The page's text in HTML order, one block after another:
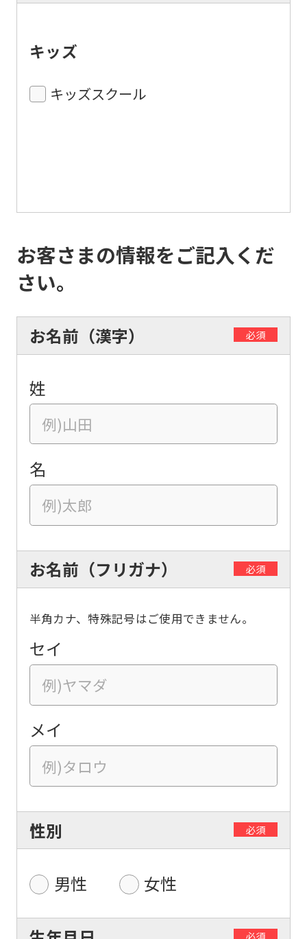
キッズ
キッズスクール
お客さまの情報をご記入くだ
さい。
お名前（漢字） 必須
姓
名
お名前（フリガナ） 必須
半角カナ、特殊記号はご使用できません。
セイ
メイ
性別 必須
男性 女性
必須